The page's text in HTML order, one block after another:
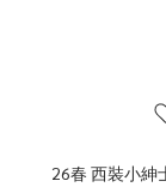
26春 西裝小紳